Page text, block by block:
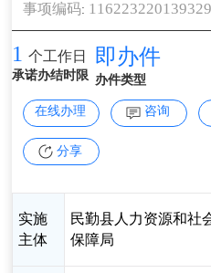
事项编码:
1 个工作日
承诺办结时限
即办件
办件类型
在线办理 咨询
分享
实施
主体
民勤县人力资源和社
保障局